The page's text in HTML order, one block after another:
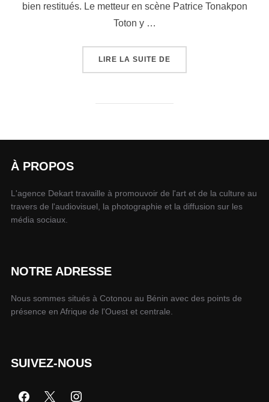
bien restitués. Le metteur en scène Patrice Tonakpon
Toton y …
LIRE LA SUITE DE
À PROPOS
L'agence Dekart travaille à promouvoir de l'art et de la culture au
travers de l'audiovisuel, la photographie et la diffusion sur les
média sociaux.
NOTRE ADRESSE
Nous sommes situés à Cotonou au Bénin avec des points de
présence en Afrique de l'Ouest et centrale.
SUIVEZ-NOUS